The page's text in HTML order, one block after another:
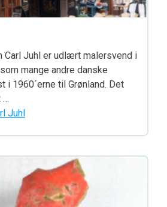
Carl Juhl er udlært malersvend i
mange andre danske
i 1960´erne til Grønland. Det
…
Juhl